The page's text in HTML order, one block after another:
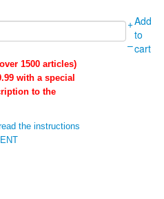
+Add
to
cart
–
1500 articles)
with a special
to the
the instructions